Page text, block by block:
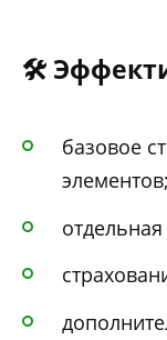
🛠️
базовое
элементов;